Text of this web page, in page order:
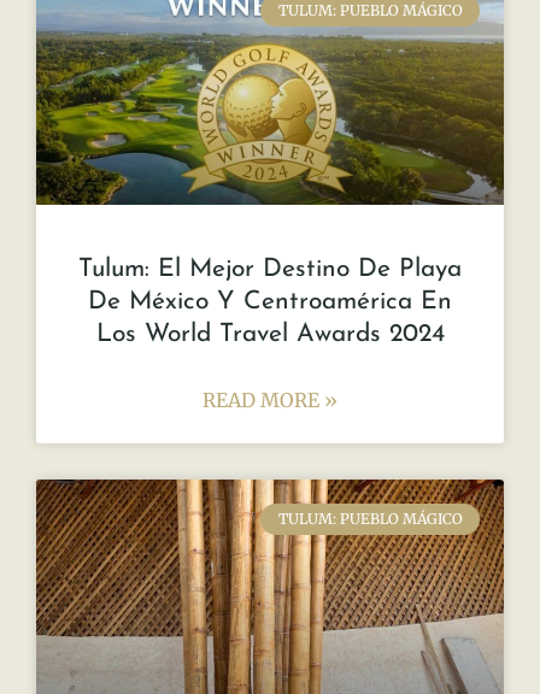
TULUM: PUEBLO MÁGICO
Tulum: El Mejor Destino De Playa
De México Y Centroamérica En
Los World Travel Awards 2024
READ MORE »
TULUM: PUEBLO MÁGICO